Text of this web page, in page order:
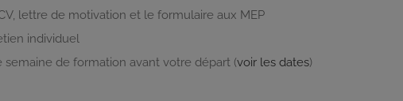
lettre de motivation et le formulaire aux MEP
individuel
semaine de formation avant votre départ (voir les dates)